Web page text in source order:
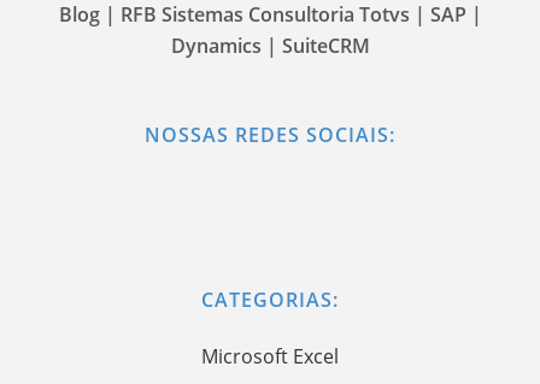
Blog | RFB Sistemas Consultoria Totvs | SAP |
Dynamics | SuiteCRM
NOSSAS REDES SOCIAIS:
CATEGORIAS:
Microsoft Excel